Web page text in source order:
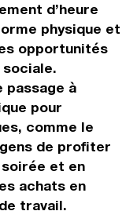
d’heure
physique et
opportunités
sociale.
passage à
pour
comme le
de profiter
et en
achats en
travail.